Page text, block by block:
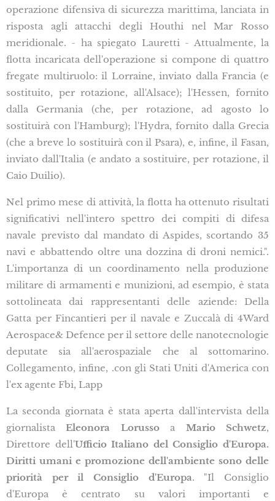
operazione difensiva di sicurezza marittima, lanciata in
risposta agli attacchi degli Houthi nel Mar Rosso
meridionale. - ha spiegato Lauretti - Attualmente, la
flotta incaricata dell'operazione si compone di quattro
fregate multiruolo: il Lorraine, inviato dalla Francia (e
sostituito, per rotazione, all'Alsace); l'Hessen, fornito
dalla Germania (che, per rotazione, ad agosto lo
sostituirà con l'Hamburg); l'Hydra, fornito dalla Grecia
(che a breve lo sostituirà con il Psara), e, infine, il Fasan,
inviato dall'Italia (e andato a sostituire, per rotazione, il
Caio Duilio).
Nel primo mese di attività, la flotta ha ottenuto risultati
significativi nell'intero spettro dei compiti di difesa
navale previsto dal mandato di Aspides, scortando 35
navi e abbattendo oltre una dozzina di droni nemici.".
L'importanza di un coordinamento nella produzione
militare di armamenti e munizioni, ad esempio, è stata
sottolineata dai rappresentanti delle aziende: Della
Gatta per Fincantieri per il navale e Zuccalà di 4Ward
Aerospace& Defence per il settore delle nanotecnologie
deputate sia all'aerospaziale che al sottomarino.
Collegamento, infine, .con gli Stati Uniti d'America con
l'ex agente Fbi, Lapp
La seconda giornata è stata aperta dall'intervista della
giornalistaEleonora Lorussoa Mario Schwetz,
Direttore dell'Ufficio Italiano del Consiglio d'Europa.
Diritti umani e promozione dell'ambiente sono delle
priorità per il Consiglio d'Europa. "Il Consiglio
d'Europa è centrato su valori importanti e